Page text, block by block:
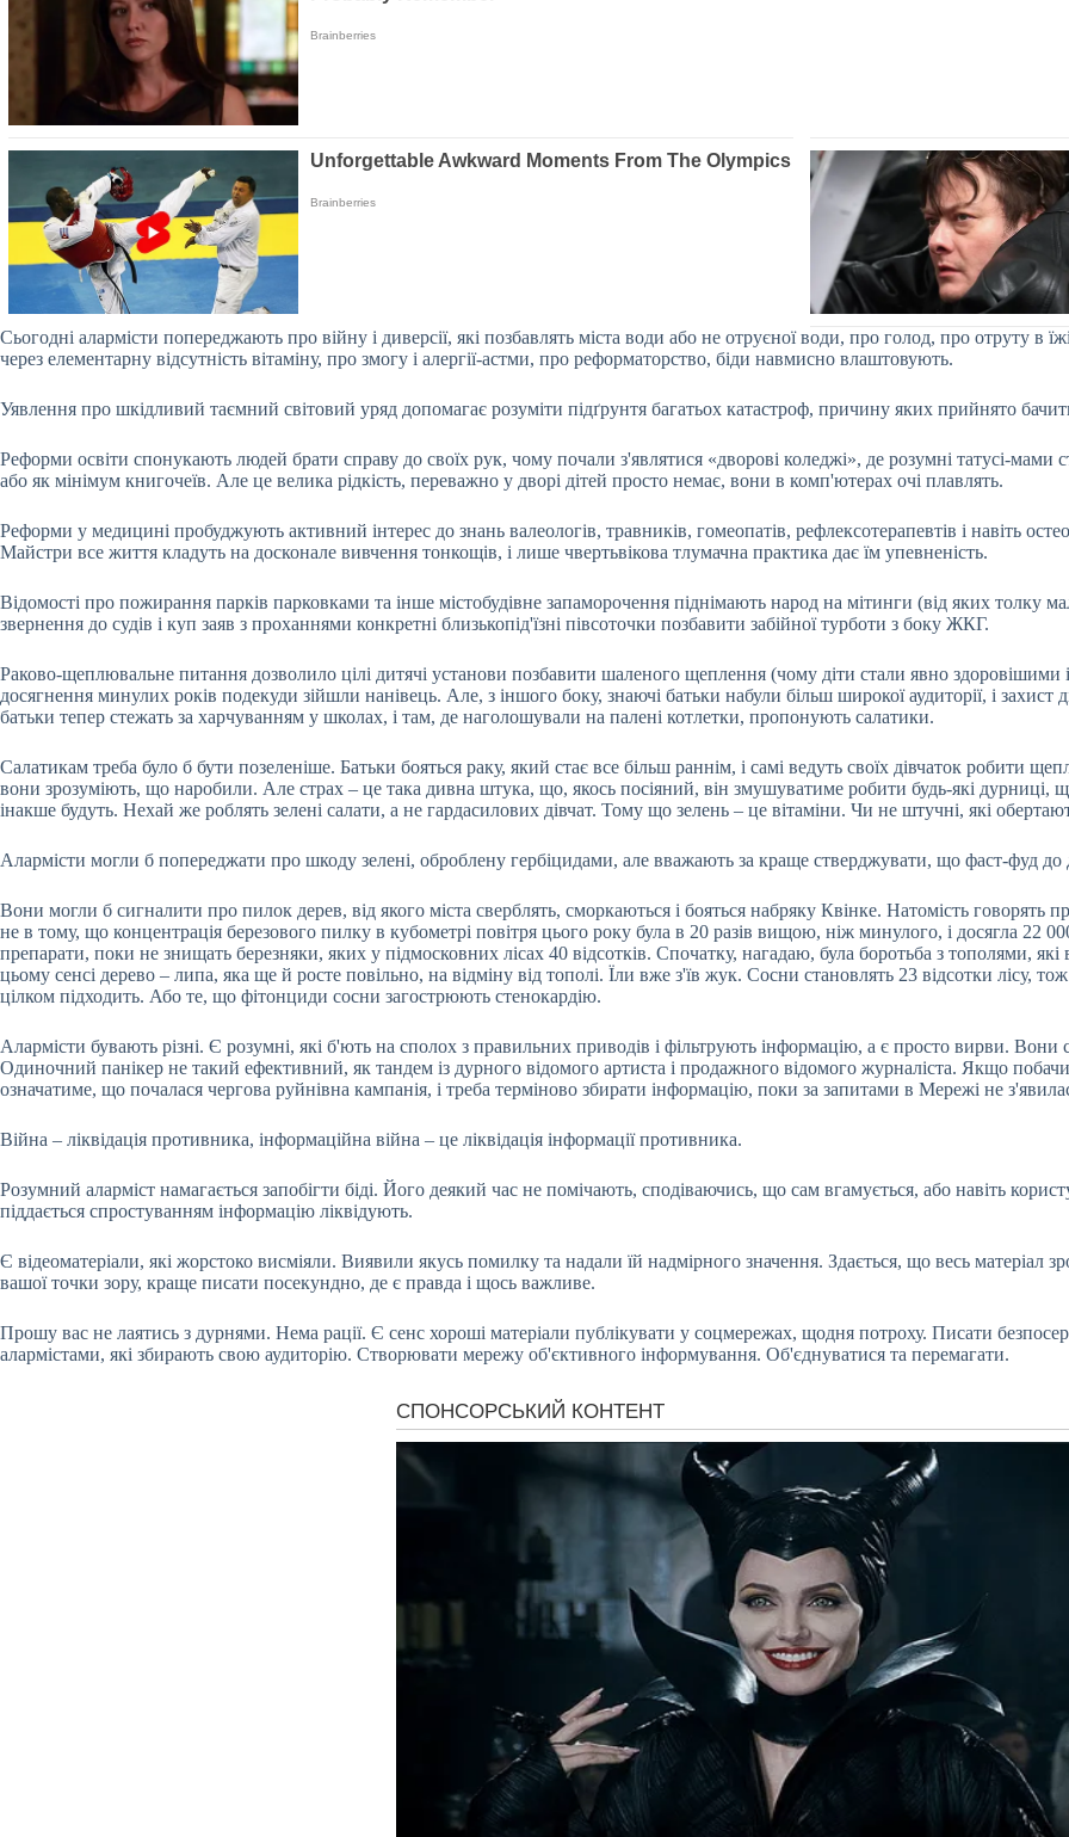
Сьогодні алармісти попереджають про війну і диверсії, які позбавлять міста води або не отруєної води, про голод, про отруту в
через елементарну відсутність вітаміну, про змогу і алергії-астми, про реформаторство, біди навмисно влаштовують.
Уявлення про шкідливий таємний світовий уряд допомагає розуміти підґрунтя багатьох катастроф, причину яких прийнято
Реформи освіти спонукають людей брати справу до своїх рук, чому почали з'являтися «дворові коледжі», де розумні татусі-мами
або як мінімум книгочеїв. Але це велика рідкість, переважно у дворі дітей просто немає, вони в комп'ютерах очі плавлять.
Реформи у медицині пробуджують активний інтерес до знань валеологів, травників, гомеопатів, рефлексотерапевтів і навіть
Майстри все життя кладуть на досконале вивчення тонкощів, і лише чвертьвікова тлумачна практика дає їм упевненість.
Відомості про пожирання парків парковками та інше містобудівне запаморочення піднімають народ на мітинги (від яких толку
звернення до судів і куп заяв з проханнями конкретні близькопід'їзні півсоточки позбавити забійної турботи з боку ЖКГ.
Раково-щеплювальне питання дозволило цілі дитячі установи позбавити шаленого щеплення (чому діти стали явно здоровішими
досягнення минулих років подекуди зійшли нанівець. Але, з іншого боку, знаючі батьки набули більш широкої аудиторії, і
батьки тепер стежать за харчуванням у школах, і там, де наголошували на палені котлетки, пропонують салатики.
Салатикам треба було б бути позеленіше. Батьки бояться раку, який стає все більш раннім, і самі ведуть своїх дівчаток робити
вони зрозуміють, що наробили. Але страх – це така дивна штука, що, якось посіяний, він змушуватиме робити будь-які
інакше будуть. Нехай же роблять зелені салати, а не гардасилових дівчат. Тому що зелень – це вітаміни. Чи не штучні, які
Алармісти могли б попереджати про шкоду зелені, оброблену гербіцидами, але вважають за краще стверджувати, що фаст-фуд до
Вони могли б сигналити про пилок дерев, від якого міста сверблять, сморкаються і бояться набряку Квінке. Натомість
не в тому, що концентрація березового пилку в кубометрі повітря цього року була в 20 разів вищою, ніж минулого, і досягла 22
препарати, поки не знищать березняки, яких у підмосковних лісах 40 відсотків. Спочатку, нагадаю, була боротьба з тополями,
цьому сенсі дерево – липа, яка ще й росте повільно, на відміну від тополі. Їли вже з'їв жук. Сосни становлять 23 відсотки лісу,
цілком підходить. Або те, що фітонциди сосни загострюють стенокардію.
Алармісти бувають різні. Є розумні, які б'ють на сполох з правильних приводів і фільтрують інформацію, а є просто вирви. Вони
Одиночний панікер не такий ефективний, як тандем із дурного відомого артиста і продажного відомого журналіста. Якщо
означатиме, що почалася чергова руйнівна кампанія, і треба терміново збирати інформацію, поки за запитами в Мережі не
Війна – ліквідація противника, інформаційна війна – це ліквідація інформації противника.
Розумний аларміст намагається запобігти біді. Його деякий час не помічають, сподіваючись, що сам вгамується, або навіть
піддається спростуванням інформацію ліквідують.
Є відеоматеріали, які жорстоко висміяли. Виявили якусь помилку та надали їй надмірного значення. Здається, що весь
вашої точки зору, краще писати посекундно, де є правда і щось важливе.
Прошу вас не лаятись з дурнями. Нема рації. Є сенс хороші матеріали публікувати у соцмережах, щодня потроху. Писати
алармістами, які збирають свою аудиторію. Створювати мережу об'єктивного інформування. Об'єднуватися та перемагати.